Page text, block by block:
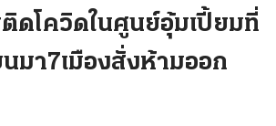
โควิดในศูนย์อุ้มเปี้ยมที่
มา7เมืองสั่งห้ามออก